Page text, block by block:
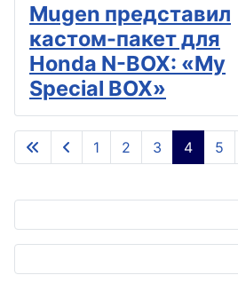
Mugen представил
кастом-пакет для
Honda N-BOX: «My
Special BOX»
1 2 3 4 5